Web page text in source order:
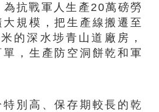
抗戰軍人生產20萬磅勞
規模，把生產線搬遷至
的深水埗青山道廠房，
，生產防空洞餅乾和軍
別高、保存期較長的乾